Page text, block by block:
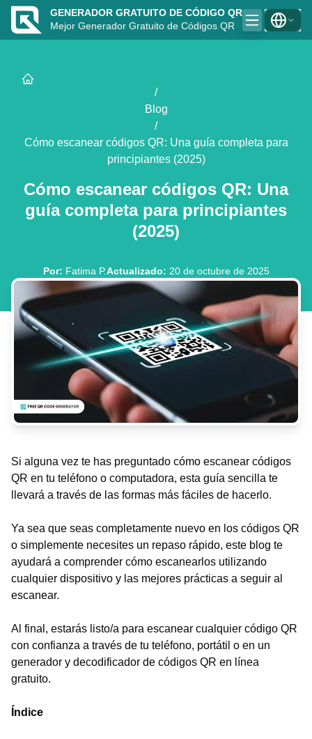
GENERADOR GRATUITO DE CÓDIGO QR
Mejor Generador Gratuito de Códigos QR
/
Blog
/
Cómo escanear códigos QR: Una guía completa para
principiantes (2025)
Cómo escanear códigos QR: Una
guía completa para principiantes
(2025)
Por: Fatima P.Actualizado: 20 de octubre de 2025
Si alguna vez te has preguntado cómo escanear códigos
QR en tu teléfono o computadora, esta guía sencilla te
llevará a través de las formas más fáciles de hacerlo.
Ya sea que seas completamente nuevo en los códigos QR
o simplemente necesites un repaso rápido, este blog te
ayudará a comprender cómo escanearlos utilizando
cualquier dispositivo y las mejores prácticas a seguir al
escanear.
Al final, estarás listo/a para escanear cualquier código QR
con confianza a través de tu teléfono, portátil o en un
generador y decodificador de códigos QR en línea
gratuito.
Índice